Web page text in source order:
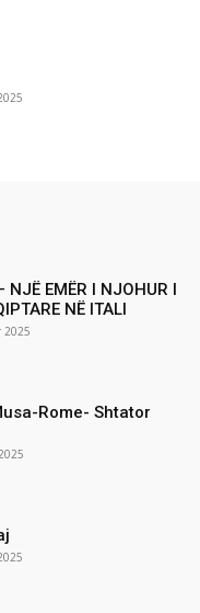
NJË EMËR I NJOHUR I
NË ITALI
2025
Rome- Shtator